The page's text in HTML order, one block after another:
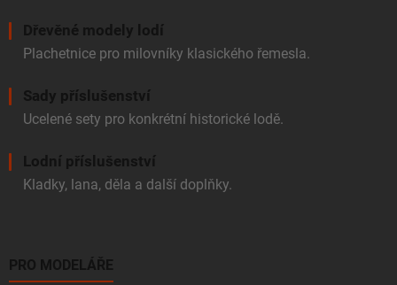
Dřevěné modely lodí
Plachetnice pro milovníky klasického řemesla.
Sady příslušenství
Ucelené sety pro konkrétní historické lodě.
Lodní příslušenství
Kladky, lana, děla a další doplňky.
PRO MODELÁŘE